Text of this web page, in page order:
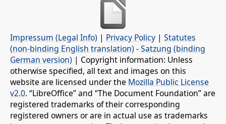
Impressum (Legal Info) | Privacy Policy | Statutes
(non-binding English translation) -Satzung (binding
German version) | Copyright information: Unless
otherwise specified, all text and images on this
website are licensed under the Mozilla Public License
v2.0. “LibreOffice” and “The Document Foundation” are
registered trademarks of their corresponding
registered owners or are in actual use as trademarks